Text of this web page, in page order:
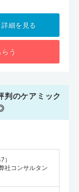
詳細を見る
う
判のケアミック
社コンサルタン